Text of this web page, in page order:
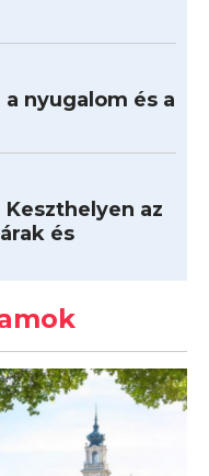
nyugalom és a
az
és